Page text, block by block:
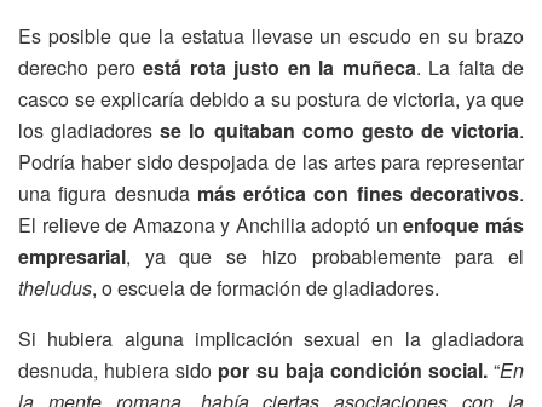
Es posible que la estatua llevase un escudo en su brazo
derecho pero está rota justo en la muñeca. La falta de
casco se explicaría debido a su postura de victoria, ya que
los gladiadoresse lo quitaban como gesto de victoria.
Podría haber sido despojada de las artes para representar
una figura desnuda más erótica con fines decorativos.
El relieve de Amazona y Anchilia adoptó unenfoque más
empresarial, ya que se hizo probablemente para el
theludus, o escuela de formación de gladiadores.
Si hubiera alguna implicación sexual en la gladiadora
desnuda, hubiera sido por su baja condición social.“En
la mente romana, había ciertas asociaciones con la